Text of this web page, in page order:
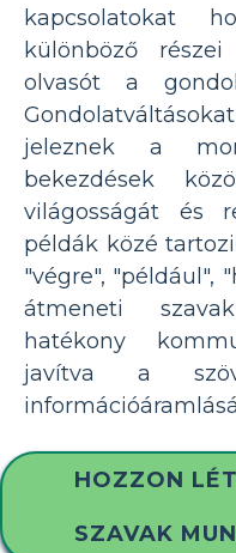
kapcsolatokat
különböző
olvasót a
jeleznek a
bekezdések
világosságát és
példák közé
"végre", "például",
átmeneti
hatékony
javítva a
HOZZON
SZAVAK